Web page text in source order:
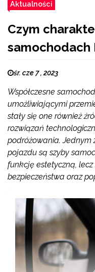
Aktualności
Czym
samochodach
śr. cze 7 , 2023
Współczesne
umożliwiającymi
stały się one również
rozwiązań
podróżowania.
pojazdu są szyby
funkcję estetyczną,
bezpieczeństwa oraz